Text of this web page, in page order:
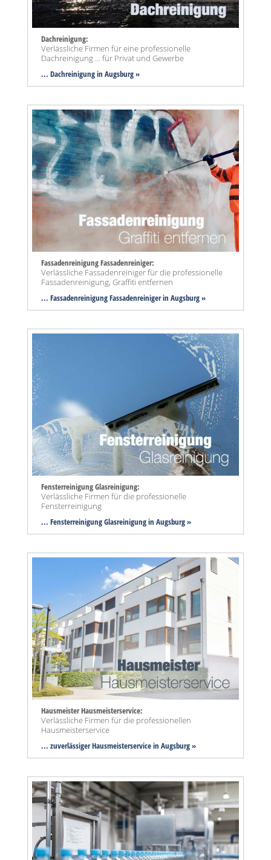
Dachreinigung:
Verlässliche Firmen für eine professionelle
Dachreinigung ... für Privat und Gewerbe
... Dachreinigung in Augsburg »
Fassadenreinigung Fassadenreiniger:
Verlässliche Fassadenreiniger für die professionelle
Fassadenreinigung, Graffiti entfernen
... Fassadenreinigung Fassadenreiniger in Augsburg »
Fensterreinigung Glasreinigung:
Verlässliche Firmen für die professionelle
Fensterreinigung
... Fensterreinigung Glasreinigung in Augsburg »
Hausmeister Hausmeisterservice:
Verlässliche Firmen für die professionellen
Hausmeisterservice
... zuverlässiger Hausmeisterservice in Augsburg »